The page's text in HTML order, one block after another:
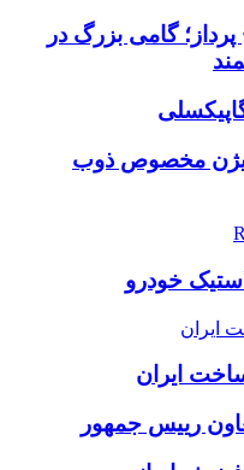
گامی بزرگ در
مخصوص ذوب
خودرو
ایران
رییس جمهور